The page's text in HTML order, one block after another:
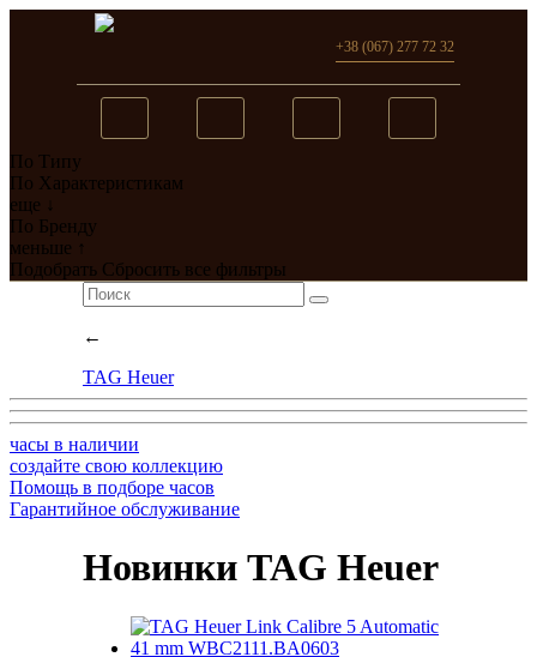
Вы добавили в сравнение
перейти
+38 (067) 277 72 32
По Типу
По Характеристикам
еще ↓
По Бренду
меньше ↑
Подобрать Сбросить все фильтры
←
TAG Heuer
часы в наличии
создайте свою коллекцию
Помощь в подборе часов
Гарантийное обслуживание
Новинки TAG Heuer